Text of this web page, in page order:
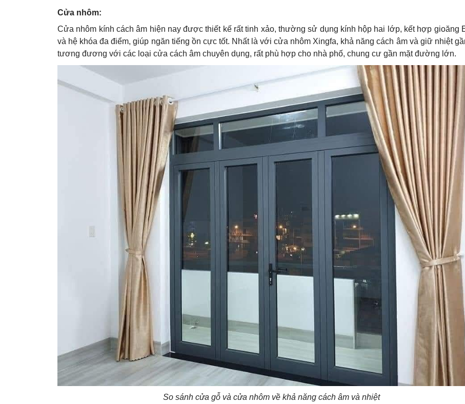
Cửa nhôm:
Cửa nhôm kính cách âm hiện nay được thiết kế rất tinh xảo, thường sử dụng kính hộp hai lớp, kết hợp gioăng
và hệ khóa đa điểm, giúp ngăn tiếng ồn cực tốt. Nhất là với cửa nhôm Xingfa, khả năng cách âm và giữ nhiệt
tương đương với các loại cửa cách âm chuyên dụng, rất phù hợp cho nhà phố, chung cư gần mặt đường lớn.
So sánh cửa gỗ và cửa nhôm về khả năng cách âm và nhiệt